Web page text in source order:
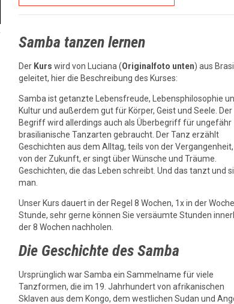
Samba tanzen lernen
Der Kurs wird von Luciana (Originalfoto unten) aus
geleitet, hier die Beschreibung des Kurses:
Samba ist getanzte Lebensfreude, Lebensphilosophie
Kultur und außerdem gut für Körper, Geist und Seele. Der
Begriff wird allerdings auch als Überbegriff für ungefähr
brasilianische Tanzarten gebraucht. Der Tanz erzählt
Geschichten aus dem Alltag, teils von der
von der Zukunft, er singt über Wünsche und Träume.
Geschichten, die das Leben schreibt. Und das tanzt und
man.
Unser Kurs dauert in der Regel 8 Wochen, 1x in der
Stunde, sehr gerne können Sie versäumte Stunden
der 8 Wochen nachholen.
Die Geschichte des Samba
Ursprünglich war Samba ein Sammelname für viele
Tanzformen, die im 19. Jahrhundert von afrikanischen
Sklaven aus dem Kongo, dem westlichen Sudan und